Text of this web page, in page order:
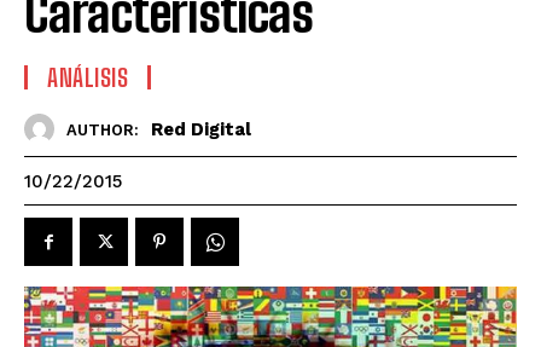
Características
ANÁLISIS
AUTHOR: Red Digital
10/22/2015